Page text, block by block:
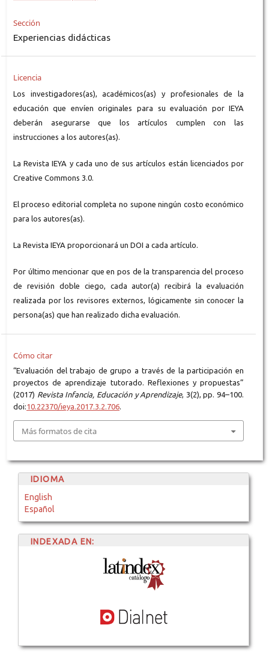
Sección
Experiencias didácticas
Licencia
Los investigadores(as), académicos(as) y profesionales de la
educación que envíen originales para su evaluación por IEYA
deberán asegurarse que los artículos cumplen con las
instrucciones a los autores(as).
La Revista IEYA y cada uno de sus artículos están licenciados por
Creative Commons 3.0.
El proceso editorial completa no supone ningún costo económico
para los autores(as).
La Revista IEYA proporcionará un DOI a cada artículo.
Por último mencionar que en pos de la transparencia del proceso
de revisión doble ciego, cada autor(a) recibirá la evaluación
realizada por los revisores externos, lógicamente sin conocer la
persona(as) que han realizado dicha evaluación.
Cómo citar
“Evaluación del trabajo de grupo a través de la participación en
proyectos de aprendizaje tutorado. Reflexiones y propuestas”
(2017) Revista Infancia, Educación y Aprendizaje, 3(2), pp. 94–100.
doi:10.22370/ieya.2017.3.2.706.
Más formatos de cita
IDIOMA
English
Español
INDEXADA EN: